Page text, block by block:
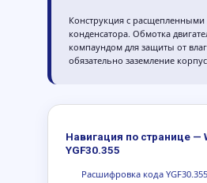
Конструкция с
конденсатора. Обмотка
компаундом для защиты от
обязательно заземление
Навигация по странице —
YGF30.355
Расшифровка кода YGF30.355